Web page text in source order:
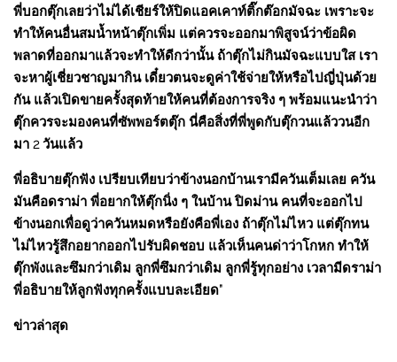
พี่บอกตุ๊กเลยว่าไม่ได้เชียร์ให้ปิดแอคเคาท์ติ๊กต๊อกมัจฉะ เพราะจะ
ทำให้คนอื่นสมน้ำหน้าตุ๊กเพิ่ม แต่ควรจะออกมาพิสูจน์ว่าข้อผิด
พลาดที่ออกมาแล้วจะทำให้ดีกว่านั้น ถ้าตุ๊กไม่กินมัจฉะแบบใส เรา
จะหาผู้เชี่ยวชาญมากิน เดี๋ยวตนจะดูค่าใช้จ่ายให้หรือไปญี่ปุ่นด้วย
กัน แล้วเปิดขายครั้งสุดท้ายให้คนที่ต้องการจริง ๆ พร้อมแนะนำว่า
ตุ๊กควรจะมองคนที่ซัพพอร์ตตุ๊ก นี่คือสิ่งที่พี่พูดกับตุ๊กวนแล้ววนอีก
มา 2 วันแล้ว
พี่อธิบายตุ๊กฟัง เปรียบเทียบว่าข้างนอกบ้านเรามีควันเต็มเลย ควัน
มันคือดราม่า พี่อยากให้ตุ๊กนิ่ง ๆ ในบ้าน ปิดม่าน คนที่จะออกไป
ข้างนอกเพื่อดูว่าควันหมดหรือยังคือพี่เอง ถ้าตุ๊กไม่ไหว แต่ตุ๊กทน
ไม่ไหวรู้สึกอยากออกไปรับผิดชอบ แล้วเห็นคนด่าว่าโกหก ทำให้
ตุ๊กพังและซึมกว่าเดิม ลูกพี่ซึมกว่าเดิม ลูกพี่รู้ทุกอย่าง เวลามีดราม่า
พี่อธิบายให้ลูกฟังทุกครั้งแบบละเอียด”
ข่าวล่าสุด